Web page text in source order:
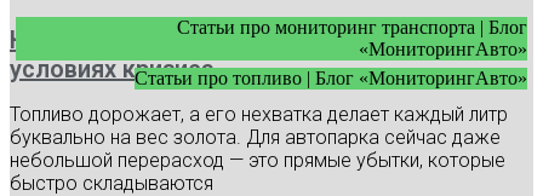
Статьи про мониторинг транспорта | Блог
«МониторингАвто»
Статьи про топливо | Блог «МониторингАвто»
Как экономить топливо в автопарке в
условиях кризиса
Топливо дорожает, а его нехватка делает каждый литр
буквально на вес золота. Для автопарка сейчас даже
небольшой перерасход — это прямые убытки, которые
быстро складываются